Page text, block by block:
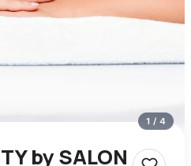
1 / 4
by SALON